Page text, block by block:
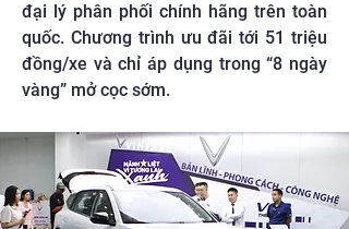
đại lý phân phối chính hãng trên toàn
quốc. Chương trình ưu đãi tới 51 triệu
đồng/xe và chỉ áp dụng trong “8 ngày
vàng” mở cọc sớm.